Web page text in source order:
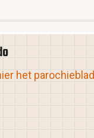
het parochieblad